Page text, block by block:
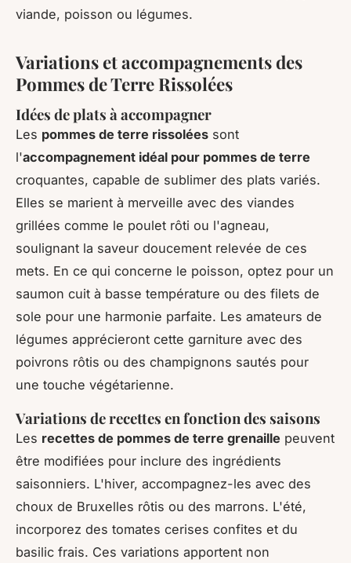
viande, poisson ou légumes.
Variations et accompagnements des
Pommes de Terre Rissolées
Idées de plats à accompagner
Les pommes de terre rissolées sont
l'accompagnement idéal pour pommes de terre
croquantes, capable de sublimer des plats variés.
Elles se marient à merveille avec des viandes
grillées comme le poulet rôti ou l'agneau,
soulignant la saveur doucement relevée de ces
mets. En ce qui concerne le poisson, optez pour un
saumon cuit à basse température ou des filets de
sole pour une harmonie parfaite. Les amateurs de
légumes apprécieront cette garniture avec des
poivrons rôtis ou des champignons sautés pour
une touche végétarienne.
Variations de recettes en fonction des saisons
Les recettes de pommes de terre grenaille peuvent
être modifiées pour inclure des ingrédients
saisonniers. L'hiver, accompagnez-les avec des
choux de Bruxelles rôtis ou des marrons. L'été,
incorporez des tomates cerises confites et du
basilic frais. Ces variations apportent non